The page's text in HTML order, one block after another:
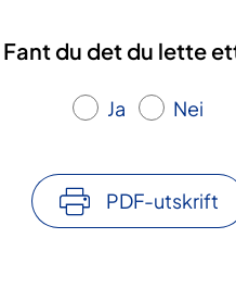
Fant du det du lette
Ja Nei
PDF-utskrift